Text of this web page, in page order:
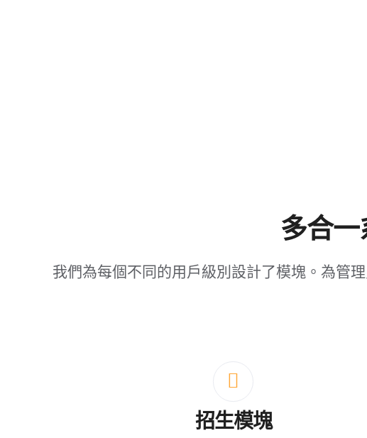
多合
我們為每個不同的用戶級別設計了模塊。為管
招生模塊